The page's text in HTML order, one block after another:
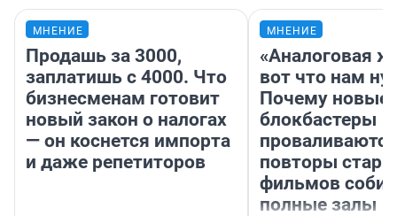
МНЕНИЕ
Продашь за 3000,
заплатишь с 4000. Что
бизнесменам готовит
новый закон о налогах
— он коснется импорта
и даже репетиторов
МНЕНИЕ
«Аналоговая
вот что нам
Почему новые
блокбастеры
повторы
фильмов
полные залы